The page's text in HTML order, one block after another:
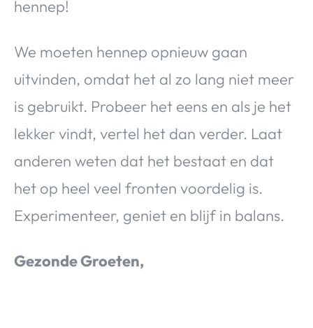
hennep!
We moeten hennep opnieuw gaan
uitvinden, omdat het al zo lang niet meer
is gebruikt. Probeer het eens en als je het
lekker vindt, vertel het dan verder. Laat
anderen weten dat het bestaat en dat
het op heel veel fronten voordelig is.
Experimenteer, geniet en blijf in balans.
Gezonde Groeten,